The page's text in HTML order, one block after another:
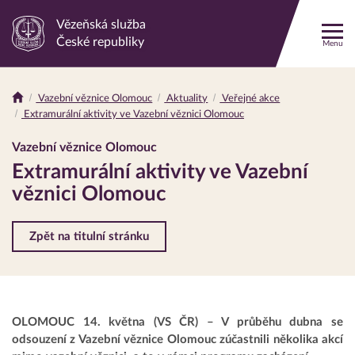
Odkaz
stránku
Vězeňská služba
České republiky
Menu
Drobečková
Vazební věznice Olomouc Aktuality
Veřejné akce
Extramurální aktivity ve Vazební věznici Olomouc
Vazební věznice Olomouc
Extramurální aktivity ve Vazební
věznici Olomouc
Zpět na titulní stránku
OLOMOUC 14. května (VS ČR) – V průběhu dubna se
odsouzení z Vazební věznice Olomouc zúčastnili několika akcí